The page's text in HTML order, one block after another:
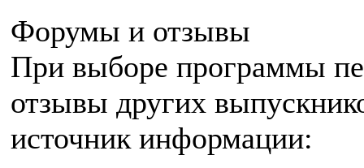
Форумы и отзывы
При выборе программы
отзывы других
источник информации: